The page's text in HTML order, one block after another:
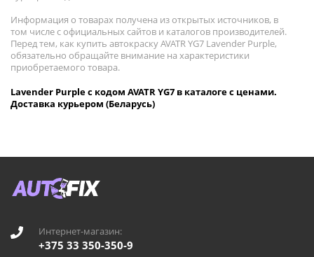
Информация о товарах получена из открытых источников, в
том числе с официальных сайтов и каталогов производителей.
Перед тем, как купить автокраску AVATR YG7 Lavender Purple,
обязательно обращайте внимание на характеристики
приобретаемого товара.
Lavender Purple с кодом AVATR YG7 в каталоге с ценами.
Доставка курьером (Беларусь)
Интернет-магазин:
+375 33 350-350-9